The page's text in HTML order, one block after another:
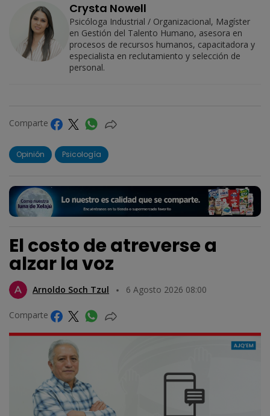
Crysta Nowell
Psicóloga Industrial / Organizacional, Magíster
en Gestión del Talento Humano, asesora en
procesos de recursos humanos, capacitadora y
especialista en reclutamiento y selección de
personal.
Comparte
Opinión Psicología
El costo de atreverse a
alzar la voz
Arnoldo Soch Tzul 6 Agosto 2026 08:00
Comparte